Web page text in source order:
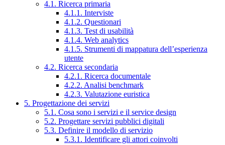
4.1. Ricerca primaria
4.1.1. Interviste
4.1.2. Questionari
4.1.3. Test di usabilità
4.1.4. Web analytics
4.1.5. Strumenti di mappatura dell’esperienza
utente
4.2. Ricerca secondaria
4.2.1. Ricerca documentale
4.2.2. Analisi benchmark
4.2.3. Valutazione euristica
5. Progettazione dei servizi
5.1. Cosa sono i servizi e il service design
5.2. Progettare servizi pubblici digitali
5.3. Definire il modello di servizio
5.3.1. Identificare gli attori coinvolti